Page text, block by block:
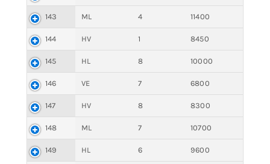
143 ML 4 11400
144 HV 1 8450
145 HL 8 10000
146 VE 7 6800
147 HV 8 8300
148 ML 7 10700
149 HL 6 9600